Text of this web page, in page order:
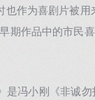
作为喜剧片被
期作品中的市民
冯小刚《非诚勿